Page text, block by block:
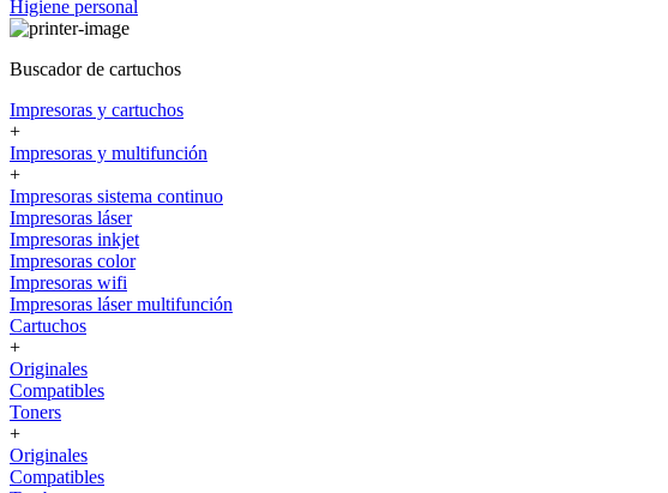
Higiene personal
Buscador de cartuchos
Impresoras y cartuchos
+
Impresoras y multifunción
+
Impresoras sistema continuo
Impresoras láser
Impresoras inkjet
Impresoras color
Impresoras wifi
Impresoras láser multifunción
Cartuchos
+
Originales
Compatibles
Toners
+
Originales
Compatibles